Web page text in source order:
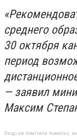
среднего
30 октября
период
— заявил
Максим
Якщо ви помітили помилку,